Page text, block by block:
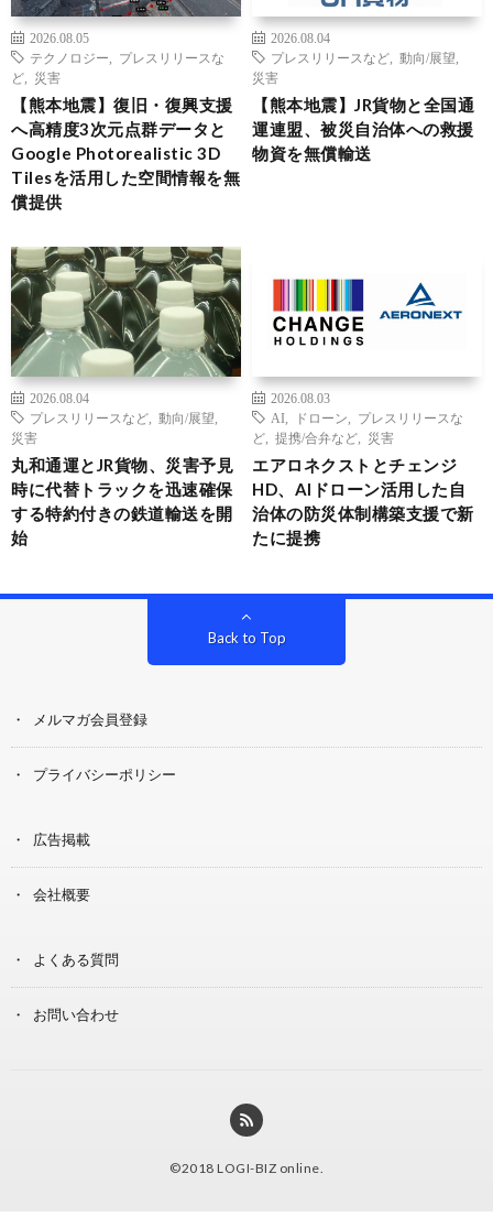
2026.08.05
テクノロジー
プレスリリースな
ど
災害
【熊本地震】復旧・復興支援
へ高精度3次元点群データと
Google Photorealistic 3D
Tilesを活用した空間情報を無
償提供
2026.08.04
プレスリリースなど
動向/展望
災害
【熊本地震】JR貨物と全国通
運連盟、被災自治体への救援
物資を無償輸送
2026.08.04
プレスリリースなど
動向/展望
災害
丸和通運とJR貨物、災害予見
時に代替トラックを迅速確保
する特約付きの鉄道輸送を開
始
2026.08.03
AI
ドローン
プレスリリースな
ど
提携/合弁など 災害
エアロネクストとチェンジ
HD、AIドローン活用した自
治体の防災体制構築支援で新
たに提携
Back to Top
メルマガ会員登録
プライバシーポリシー
広告掲載
会社概要
よくある質問
お問い合わせ
©2018 LOGI-BIZ online